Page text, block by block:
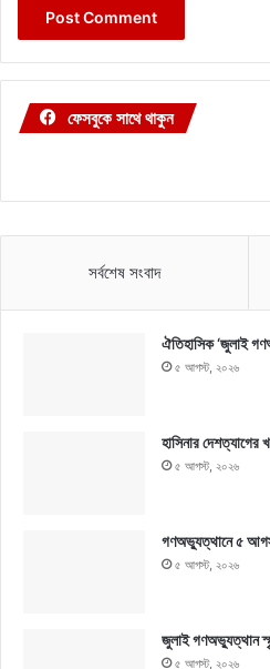
ফেসবুকে সাথে থাকুন
সর্বশেষ সংবাদ
ঐতিহাসিক ‘জুলাই
৫ আগস্ট, ২০২৬
হাসিনার দেশত্যাগের
৫ আগস্ট, ২০২৬
গণঅভ্যুত্থানে ৫
৫ আগস্ট, ২০২৬
জুলাই গণঅভ্যুত্থান
৫ আগস্ট, ২০২৬